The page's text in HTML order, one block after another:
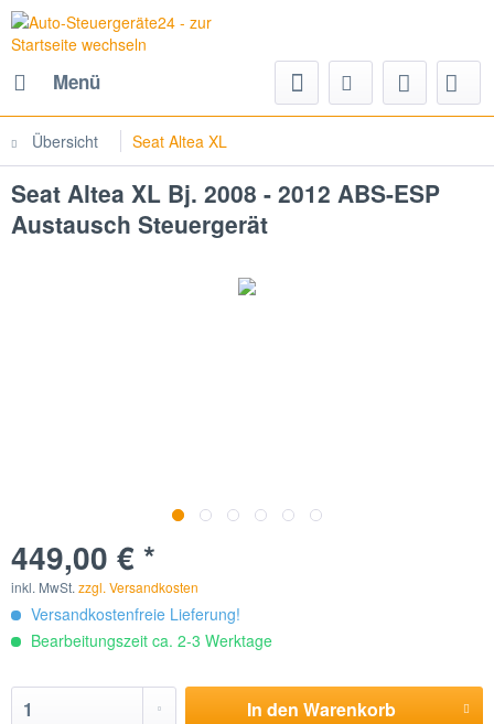
Menü
Übersicht Seat Altea XL
Seat Altea XL Bj. 2008 - 2012 ABS-ESP
Austausch Steuergerät
449,00 € *
inkl. MwSt. zzgl. Versandkosten
Versandkostenfreie Lieferung!
Bearbeitungszeit ca. 2-3 Werktage
In den Warenkorb